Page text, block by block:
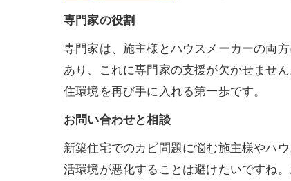
専門家の役割
専門家は、施主様とハウスメーカーの両
あり、これに専門家の支援が欠かせませ
住環境を再び手に入れる第一歩です。
お問い合わせと相談
新築住宅でのカビ問題に悩む施主様やハ
活環境が悪化することは避けたいですね